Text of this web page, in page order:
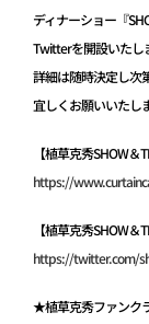
ディナーショー『
Twitterを開設いたし
詳細は随時決定し次
宜しくお願いいたし
【植草克秀SHOW＆
https://
【植草克秀SHOW＆
https://twitter.com/
★植草克秀ファンク